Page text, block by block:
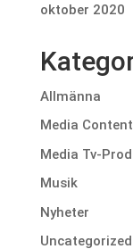
oktober 2020
Allmänna
Media
Media Tv-
Musik
Nyheter
Uncategorized